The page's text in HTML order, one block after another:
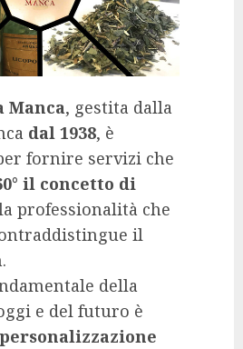
Manca, gestita dalla
dal 1938, è
fornire servizi che
il concetto di
professionalità che
il
della
e del futuro è
personalizzazione